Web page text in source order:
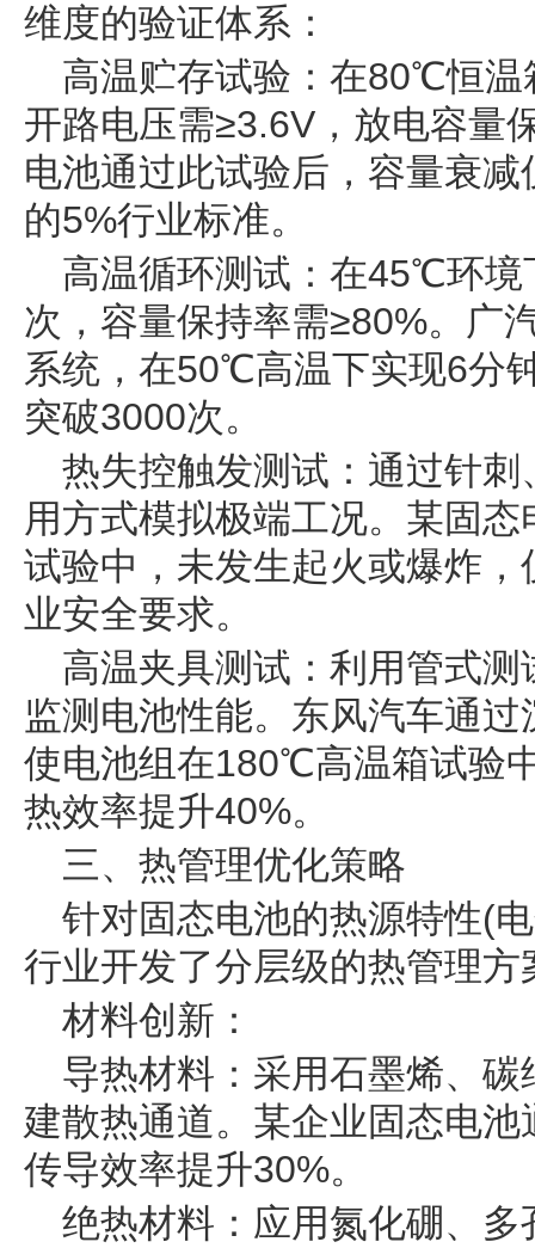
维度的验证体系：
高温贮存试验：在80℃恒温
开路电压需≥3.6V，放电容量
电池通过此试验后，容量衰
的5%行业标准。
高温循环测试：在45℃环境
次，容量保持率需≥80%。广
系统，在50℃高温下实现6分
突破3000次。
热失控触发测试：通过针
用方式模拟极端工况。某固
试验中，未发生起火或爆炸
业安全要求。
高温夹具测试：利用管式
监测电池性能。东风汽车通
使电池组在180℃高温箱试验
热效率提升40%。
三、热管理优化策略
针对固态电池的热源特性(
行业开发了分层级的热管理方
材料创新：
导热材料：采用石墨烯、
建散热通道。某企业固态电
传导效率提升30%。
绝热材料：应用氮化硼、